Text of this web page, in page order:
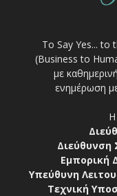
Το Say Yes... to
(Business to
με
ενημέρωση
Η
Διεύθυνση
Εμπορική
Υπεύθυνη
Τεχνική